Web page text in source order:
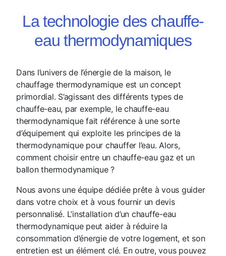
La technologie des chauffe-
eau thermodynamiques
Dans l’univers de l’énergie de la maison, le
chauffage thermodynamique est un concept
primordial. S’agissant des différents types de
chauffe-eau, par exemple, le chauffe-eau
thermodynamique fait référence à une sorte
d’équipement qui exploite les principes de la
thermodynamique pour chauffer l’eau. Alors,
comment choisir entre un chauffe-eau gaz et un
ballon thermodynamique ?
Nous avons une équipe dédiée prête à vous guider
dans votre choix et à vous fournir un devis
personnalisé. L’installation d’un chauffe-eau
thermodynamique peut aider à réduire la
consommation d’énergie de votre logement, et son
entretien est un élément clé. En outre, vous pouvez